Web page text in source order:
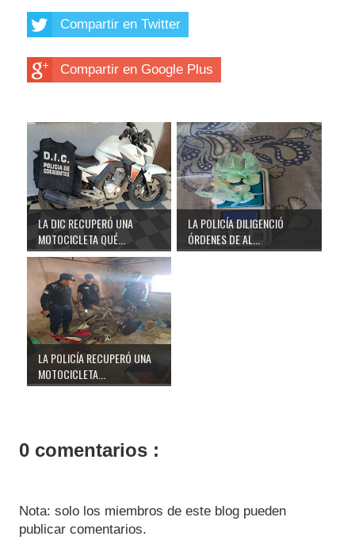
Compartir en Twitter
Compartir en Google Plus
LA DIC RECUPERÓ UNA
MOTOCICLETA QUÉ...
LA POLICÍA DILIGENCIÓ
ÓRDENES DE AL...
LA POLICÍA RECUPERÓ UNA
MOTOCICLETA...
0 comentarios :
Nota: solo los miembros de este blog pueden
publicar comentarios.